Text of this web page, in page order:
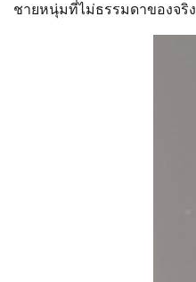
ชายหนุ่มที่ไม่ธรรมดาของจริง